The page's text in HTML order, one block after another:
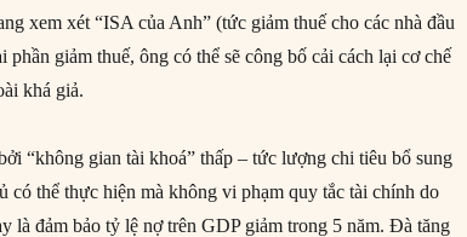
xem xét “ISA của Anh” (tức giảm thuế cho các nhà đầu
giảm thuế, ông có thể sẽ công bố cải cách lại cơ chế
khá giả.
“không gian tài khoá” thấp – tức lượng chi tiêu bổ sung
có thể thực hiện mà không vi phạm quy tắc tài chính do
là đảm bảo tỷ lệ nợ trên GDP giảm trong 5 năm. Đà tăng